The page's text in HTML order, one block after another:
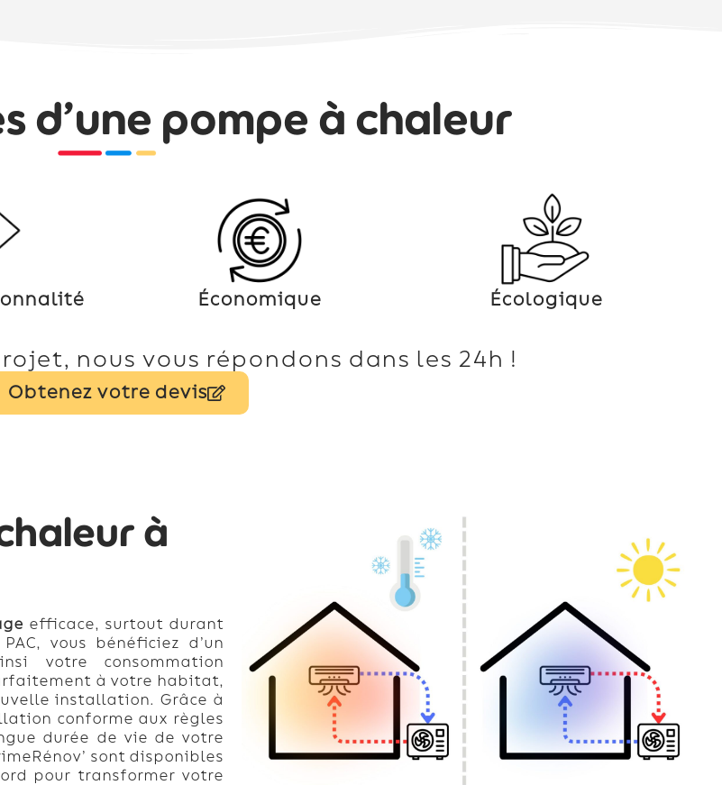
d’une pompe à chaleur
Économique Écologique
nous vous répondons dans les 24h !
Obtenez votre devis
à
efficace, surtout durant
vous bénéficiez d’un
votre consommation
à votre habitat,
installation. Grâce à
conforme aux règles
durée de vie de votre
sont disponibles
pour transformer votre